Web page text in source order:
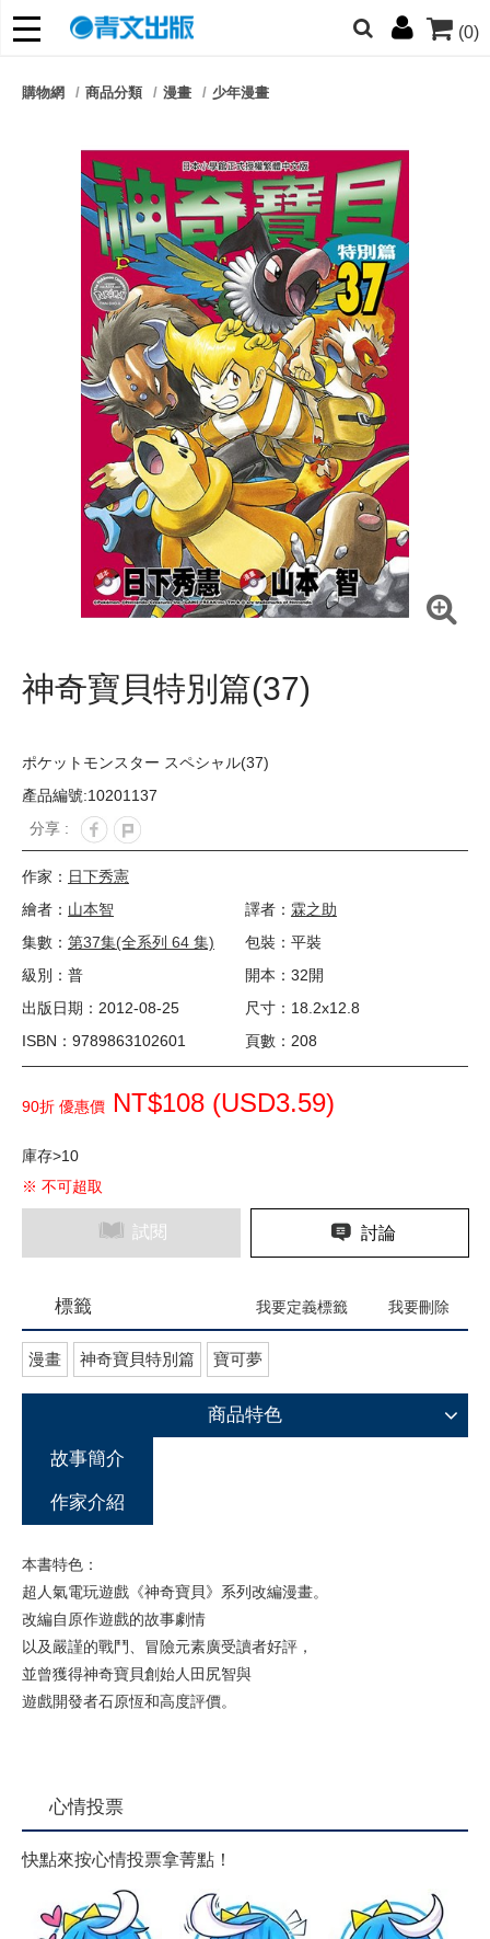
(0)
朋友們，提高警覺！
購物網 商品分類 漫畫 少年漫畫
神奇寶貝特別篇(37)
ポケットモンスター スペシャル(37)
產品編號:10201137
分享 :
作家： 日下秀憲
繪者： 山本智 譯者： 霖之助
集數： 第37集(全系列 64 集)
包裝：平裝
級別：普
開本：32開
出版日期：2012-08-25
尺寸：18.2x12.8
ISBN：9789863102601
頁數：208
90折 優惠價 NT$108 (USD3.59)
庫存>10
※ 不可超取
試閱 討論
標籤 我要定義標籤 我要刪除
漫畫 神奇寶貝特別篇 寶可夢
商品特色
故事簡介
作家介紹
本書特色：
超人氣電玩遊戲《神奇寶貝》系列改編漫畫。
改編自原作遊戲的故事劇情
以及嚴謹的戰鬥、冒險元素廣受讀者好評，
並曾獲得神奇寶貝創始人田尻智與
遊戲開發者石原恆和高度評價。
心情投票
快點來按心情投票拿菁點！